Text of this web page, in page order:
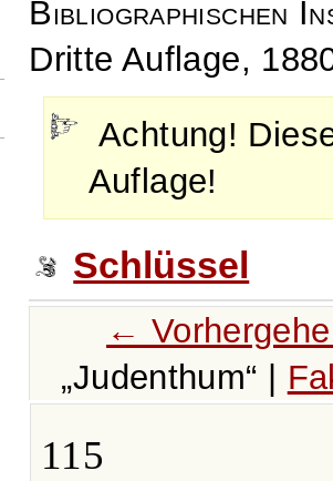
Bibliographischen
Dritte Auflage,
Achtung!
Auflage!
Schlüssel
←
Judenthum
115